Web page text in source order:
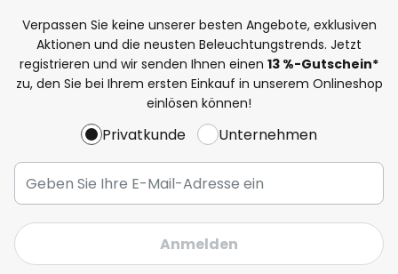
Verpassen Sie keine unserer besten Angebote, exklusiven
Aktionen und die neusten Beleuchtungstrends. Jetzt
registrieren und wir senden Ihnen einen 13 %-Gutschein*
zu, den Sie bei Ihrem ersten Einkauf in unserem Onlineshop
einlösen können!
Privatkunde Unternehmen
Anmelden